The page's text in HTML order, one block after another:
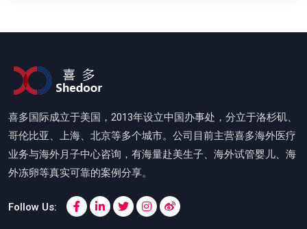
喜多国际成立于美国，2013年设立中国办事处，分立于洛杉矶、
哥伦比亚、上海、北京等多个城市。公司目前主营喜多海外医疗
业务与海外月子中心咨询，有海量赴美生子、海外试管婴儿、海
外冻卵等真实可靠的案例分享。
Follow Us: